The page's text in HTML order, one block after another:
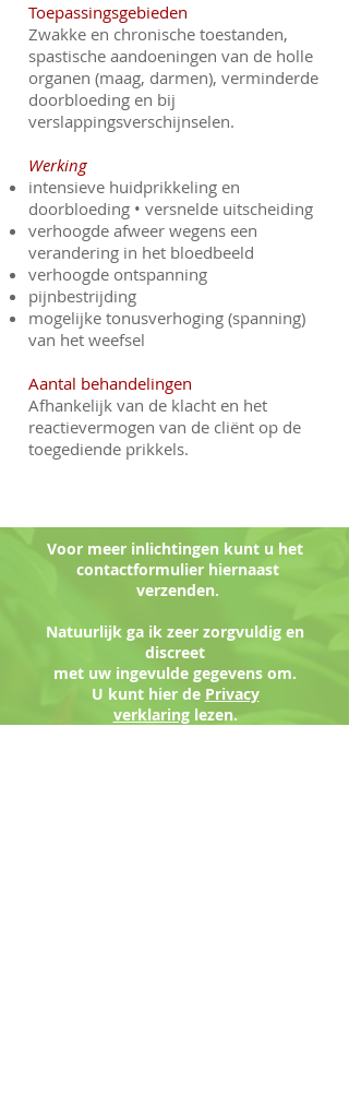
Toepassingsgebieden
Zwakke en chronische toestanden,
spastische aandoeningen van de holle
organen (maag, darmen), verminderde
doorbloeding en bij
verslappingsverschijnselen.
Werking
intensieve huidprikkeling en
doorbloeding • versnelde uitscheiding
verhoogde afweer wegens een
verandering in het bloedbeeld
verhoogde ontspanning
pijnbestrijding
mogelijke tonusverhoging (spanning)
van het weefsel
Aantal behandelingen
Afhankelijk van de klacht en het
reactievermogen van de cliënt op de
toegediende prikkels.
Voor meer inlichtingen kunt u het
contactformulier hiernaast
verzenden.
Natuurlijk ga ik zeer zorgvuldig en
discreet
met uw ingevulde gegevens om.
U kunt hier de Privacy
verklaringlezen.